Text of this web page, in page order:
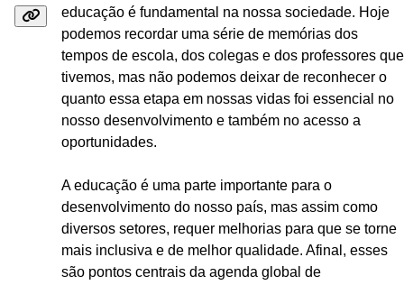
educação é fundamental na nossa sociedade. Hoje
podemos recordar uma série de memórias dos
tempos de escola, dos colegas e dos professores que
tivemos, mas não podemos deixar de reconhecer o
quanto essa etapa em nossas vidas foi essencial no
nosso desenvolvimento e também no acesso a
oportunidades.
A educação é uma parte importante para o
desenvolvimento do nosso país, mas assim como
diversos setores, requer melhorias para que se torne
mais inclusiva e de melhor qualidade. Afinal, esses
são pontos centrais da agenda global de